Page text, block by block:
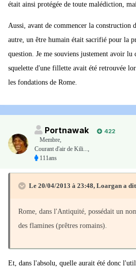
était ainsi protégée de toute malédiction,
Aussi, avant de commencer la construction
autre, un être humain était sacrifié pour la
question. Je me souviens justement avoir lu
squelette d'une fillette avait été retrouvée
les fondations de Rome.
Portnawak
422
Membre,
Courant d'air de Kili...,
111ans
Le 20/04/2013 à 23:48, Loargan a
Rome, dans l'Antiquité, possédait un
des flamines (prêtres romains).
Et, dans l'absolu, quelle aurait été donc